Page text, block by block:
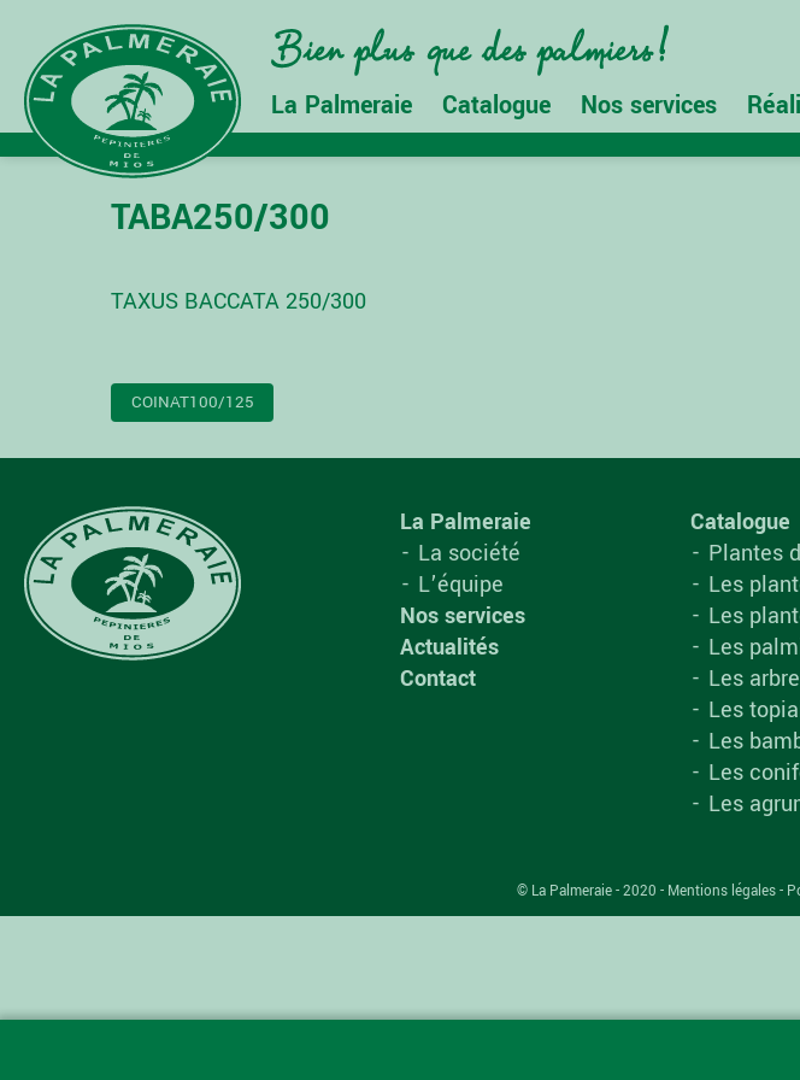
La Palmeraie Catalogue Nos services
TABA250/300
TAXUS BACCATA 250/300
NAVIGATION
COINAT100/125
La Palmeraie
La société
L’équipe
Nos services
Actualités
Contact
Catalogue
Plantes
Les
Les
Les
Les
Les
Les
Les
Les
© La Palmeraie - 2020 - Mentions légales-